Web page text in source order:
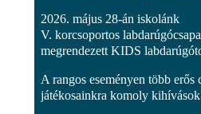
2026. május 28-án iskolánk
V. korcsoportos
megrendezett KIDS
A rangos eseményen több erős
játékosainkra komoly